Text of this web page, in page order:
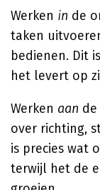
Werken in de
taken
bedienen. Dit
het levert op
Werken aan
over richting,
is precies wat
terwijl het de